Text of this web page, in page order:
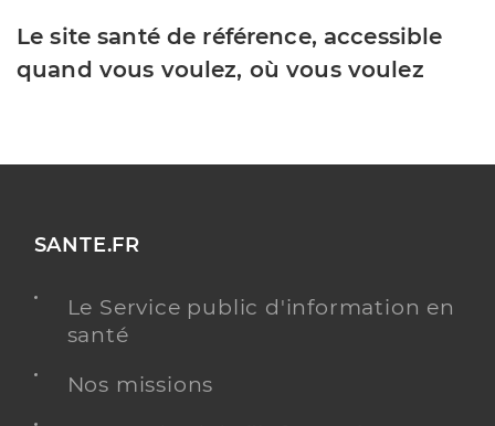
Le site santé de référence, accessible
quand vous voulez, où vous voulez
SANTE.FR
Le Service public d'information en
santé
Nos missions